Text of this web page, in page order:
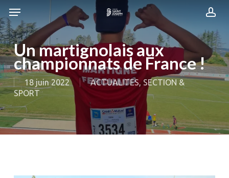
main
content
Menu
Un martignolais aux
championnats de France !
18 juin 2022 ACTUALITES,SECTION &
SPORT